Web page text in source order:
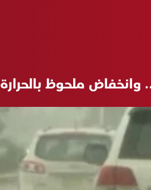
وانخفاض ملحوظ بالحرارة